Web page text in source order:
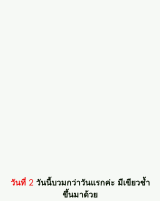
วันที่ 2 วันนี้บวมกว่าวันแรกค่ะ มีเขียวช้ำ
ขึ้นมาด้วย